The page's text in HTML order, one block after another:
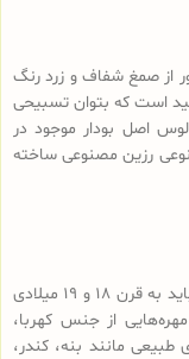
از صمغ شفاف و زرد رنگ
است که بتوان تسبیحی
اصل بودار موجود در
نوعی رزین مصنوعی ساخته
بپردازیم شاید باید به قرن 18 و 19 میلادی
از جنس کهربا،
طبیعی مانند بنه، کندر،